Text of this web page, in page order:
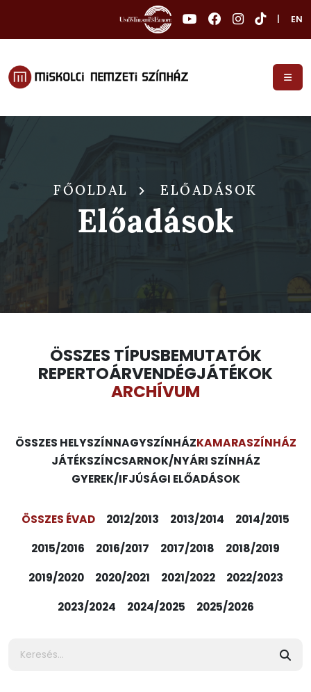
EN
FŐOLDAL ELŐADÁSOK
Előadások
ÖSSZES TÍPUSBEMUTATÓK
REPERTOÁRVENDÉGJÁTÉKOK
ARCHÍVUM
ÖSSZES HELYSZÍNNAGYSZÍNHÁZKAMARASZÍNHÁZ
JÁTÉKSZÍNCSARNOK/NYÁRI SZÍNHÁZ
GYEREK/IFJÚSÁGI ELŐADÁSOK
ÖSSZES ÉVAD 2012/2013 2013/2014
2014/2015
2015/2016
2016/2017 2017/2018
2018/2019
2019/2020
2020/2021 2021/2022
2022/2023
2023/2024
2024/2025 2025/2026